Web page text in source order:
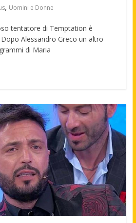
, Uomini e Donne
tentatore di Temptation è
Alessandro Greco un altro
di Maria